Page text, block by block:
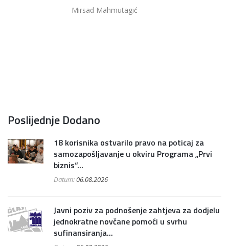
Mirsad Mahmutagić
Poslijednje Dodano
18 korisnika ostvarilo pravo na poticaj za
samozapošljavanje u okviru Programa „Prvi
biznis“...
Datum:06.08.2026
Javni poziv za podnošenje zahtjeva za dodjelu
jednokratne novčane pomoći u svrhu
sufinansiranja...